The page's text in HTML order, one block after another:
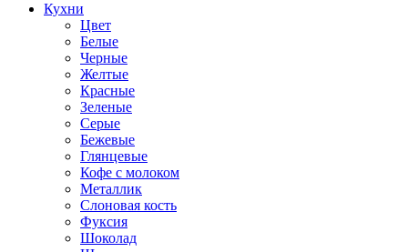
Кухни
Цвет
Белые
Черные
Желтые
Красные
Зеленые
Серые
Бежевые
Глянцевые
Кофе с молоком
Металлик
Слоновая кость
Фуксия
Шоколад